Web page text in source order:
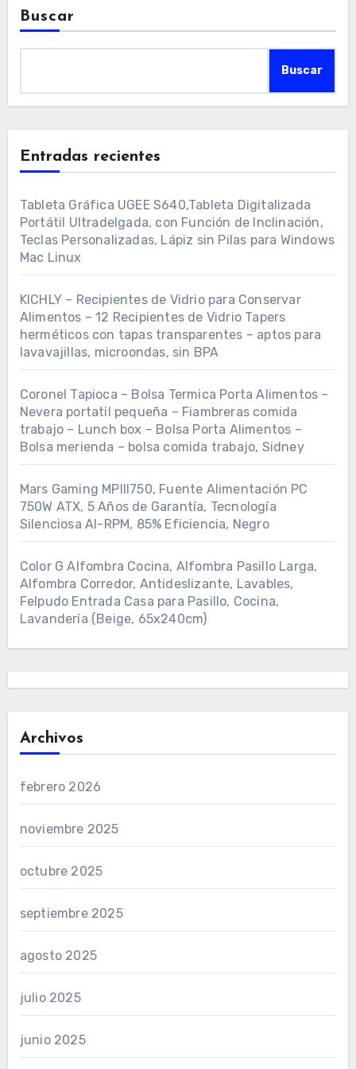
Buscar
Buscar
Entradas recientes
Tableta Gráfica UGEE S640,Tableta Digitalizada
Portátil Ultradelgada, con Función de Inclinación,
Teclas Personalizadas, Lápiz sin Pilas para Windows
Mac Linux
KICHLY – Recipientes de Vidrio para Conservar
Alimentos – 12 Recipientes de Vidrio Tapers
herméticos con tapas transparentes – aptos para
lavavajillas, microondas, sin BPA
Coronel Tapioca – Bolsa Termica Porta Alimentos –
Nevera portatil pequeña – Fiambreras comida
trabajo – Lunch box – Bolsa Porta Alimentos –
Bolsa merienda – bolsa comida trabajo, Sidney
Mars Gaming MPIII750, Fuente Alimentación PC
750W ATX, 5 Años de Garantía, Tecnología
Silenciosa AI-RPM, 85% Eficiencia, Negro
Color G Alfombra Cocina, Alfombra Pasillo Larga,
Alfombra Corredor, Antideslizante, Lavables,
Felpudo Entrada Casa para Pasillo, Cocina,
Lavandería (Beige, 65x240cm)
Archivos
febrero 2026
noviembre 2025
octubre 2025
septiembre 2025
agosto 2025
julio 2025
junio 2025